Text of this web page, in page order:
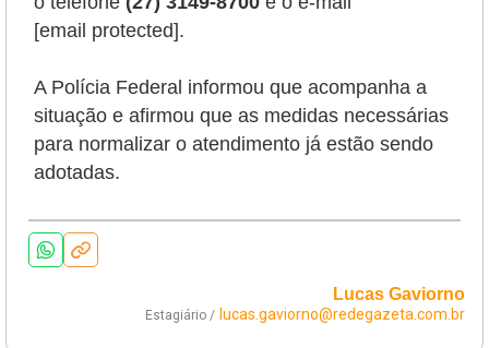
[email protected].
A Polícia Federal informou que acompanha a
situação e afirmou que as medidas necessárias
para normalizar o atendimento já estão sendo
adotadas.
Lucas Gaviorno
Estagiário / lucas.gaviorno@redegazeta.com.br